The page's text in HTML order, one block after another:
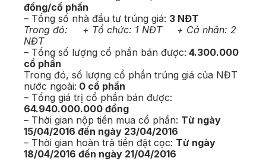
đồng/cổ phần
– Tổng số nhà đầu tư trúng giá: 3 NĐT
Trong đó: + Tổ chức: 1 NĐT + Cá nhân: 2
NĐT
– Tổng số lượng cổ phần bán được: 4.300.000
cổ phần
Trong đó, số lượng cổ phần trúng giá của NĐT
nước ngoài: 0 cổ phần
– Tổng giá trị cổ phần bán được:
64.940.000.000 đồng
– Thời gian nộp tiền mua cổ phần: Từ ngày
15/04/2016 đến ngày 23/04/2016
– Thời gian hoàn trả tiền đặt cọc: Từ ngày
18/04/2016 đến ngày 21/04/2016